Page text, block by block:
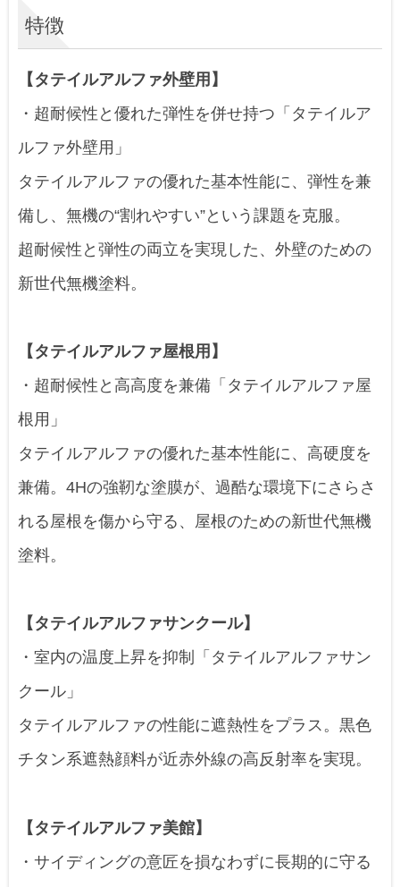
特徴
【タテイルアルファ外壁用】
・超耐候性と優れた弾性を併せ持つ「タテイルア
ルファ外壁用」
タテイルアルファの優れた基本性能に、弾性を兼
備し、無機の“割れやすい”という課題を克服。
超耐候性と弾性の両立を実現した、外壁のための
新世代無機塗料。
【タテイルアルファ屋根用】
・超耐候性と高高度を兼備「タテイルアルファ屋
根用」
タテイルアルファの優れた基本性能に、高硬度を
兼備。4Hの強靭な塗膜が、過酷な環境下にさらさ
れる屋根を傷から守る、屋根のための新世代無機
塗料。
【タテイルアルファサンクール】
・室内の温度上昇を抑制「タテイルアルファサン
クール」
タテイルアルファの性能に遮熱性をプラス。黒色
チタン系遮熱顔料が近赤外線の高反射率を実現。
【タテイルアルファ美館】
・サイディングの意匠を損なわずに長期的に守る